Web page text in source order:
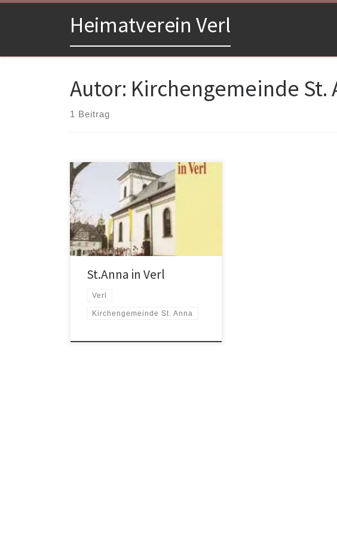
Zum Inhalt springenHeimatverein Verl
Autor: Kirchengemeinde St.
1 Beitrag
Veröffentlicht: Verl 1992Format: 21 x
20 cmSeitenzahl: 95Preis: 6,00 €
St.Anna in Verl
Verl
Kirchengemeinde St. Anna